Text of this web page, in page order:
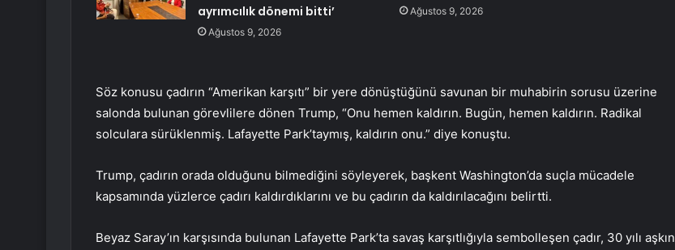
ayrımcılık dönemi bitti’
Ağustos 9, 2026
Ağustos 9, 2026
Söz konusu çadırın “Amerikan karşıtı” bir yere dönüştüğünü savunan bir muhabirin sorusu üzerine
salonda bulunan görevlilere dönen Trump, “Onu hemen kaldırın. Bugün, hemen kaldırın. Radikal
solculara sürüklenmiş. Lafayette Park’taymış, kaldırın onu.” diye konuştu.
Trump, çadırın orada olduğunu bilmediğini söyleyerek, başkent Washington’da suçla mücadele
kapsamında yüzlerce çadırı kaldırdıklarını ve bu çadırın da kaldırılacağını belirtti.
Beyaz Saray’ın karşısında bulunan Lafayette Park’ta savaş karşıtlığıyla sembolleşen çadır, 30 yılı aşkın